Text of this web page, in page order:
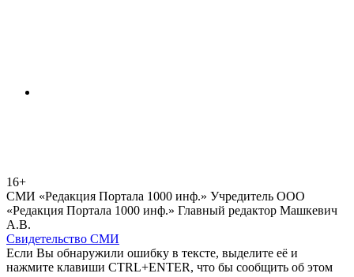
16+
СМИ «Редакция Портала 1000 инф.» Учредитель ООО
«Редакция Портала 1000 инф.» Главный редактор Машкевич
А.В.
Свидетельство СМИ
Если Вы обнаружили ошибку в тексте, выделите её и
нажмите клавиши CTRL+ENTER, что бы сообщить об этом